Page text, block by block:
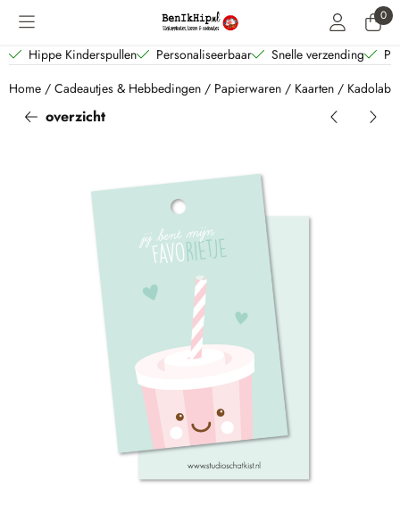
Cookievoorkeuren zijn beschikbaar. Kies instellingen of sta alle 0
Hippe Kinderspullen Personaliseerbaar Snelle verzending
Home / Cadeautjes & Hebbedingen / Papierwaren / Kaarten /
overzicht